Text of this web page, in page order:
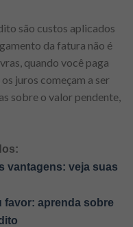
são custos aplicados
da fatura não é
quando você paga
juros começam a ser
sobre o valor pendente,
vantagens: veja suas
favor: aprenda sobre
o